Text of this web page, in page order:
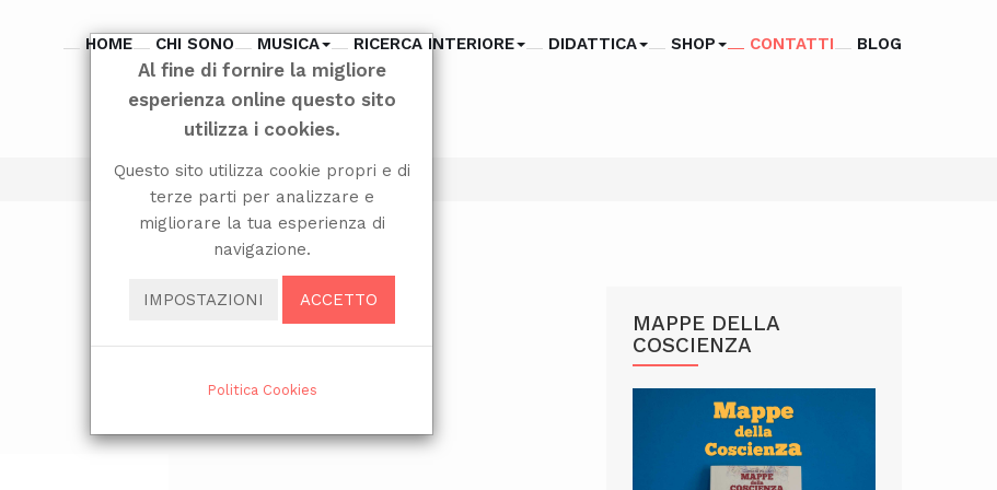
HOME CHI SONO MUSICA RICERCA INTERIORE DIDATTICA SHOP CONTATTI BLOG
MAPPE DELLA
COSCIENZA
Al fine di fornire la migliore
esperienza online questo sito
utilizza i cookies.
Questo sito utilizza cookie propri e di
terze parti per analizzare e
migliorare la tua esperienza di
navigazione.
IMPOSTAZIONI ACCETTO
Politica Cookies